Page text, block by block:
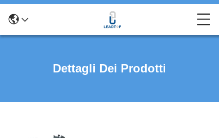
Dettagli Dei Prodotti